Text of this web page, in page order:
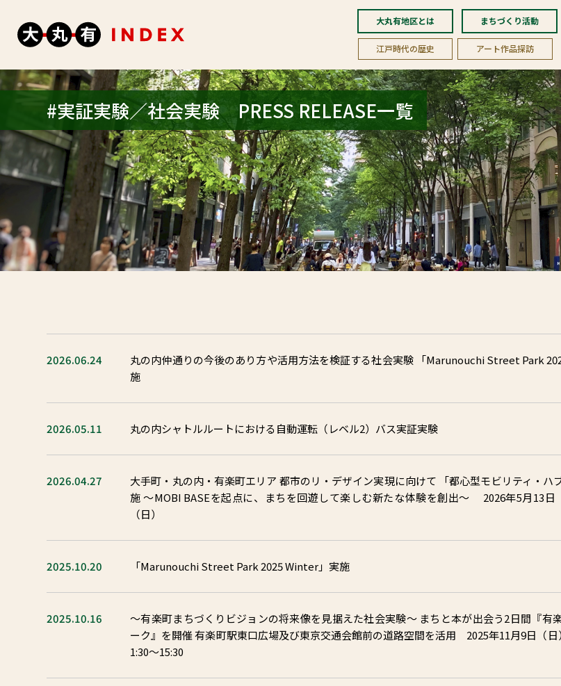
大丸有地区とは まちづくり活動
江戸時代の歴史 アート作品探訪
#実証実験／社会実験 PRESS RELEASE一覧
2026.06.24
丸の内仲通りの今後のあり方や活用方法を検証する社会実験 「Marunouchi Street Park
施
2026.05.11 丸の内シャトルルートにおける自動運転（レベル2）バス実証実験
2026.04.27
大手町・丸の内・有楽町エリア 都市のリ・デザイン実現に向けて 「都心型モビリティ・ハ
施 ～MOBI BASEを起点に、まちを回遊して楽しむ新たな体験を創出～ 2026年5月13日
（日）
2025.10.20 「Marunouchi Street Park 2025 Winter」実施
2025.10.16
～有楽町まちづくりビジョンの将来像を見据えた社会実験～ まちと本が出会う2日間『有
ーク』を開催 有楽町駅東口広場及び東京交通会館前の道路空間を活用 2025年11月9日（日
1:30～15:30